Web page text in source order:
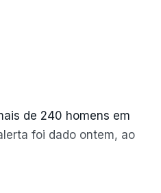
de 240 homens em
foi dado ontem, ao